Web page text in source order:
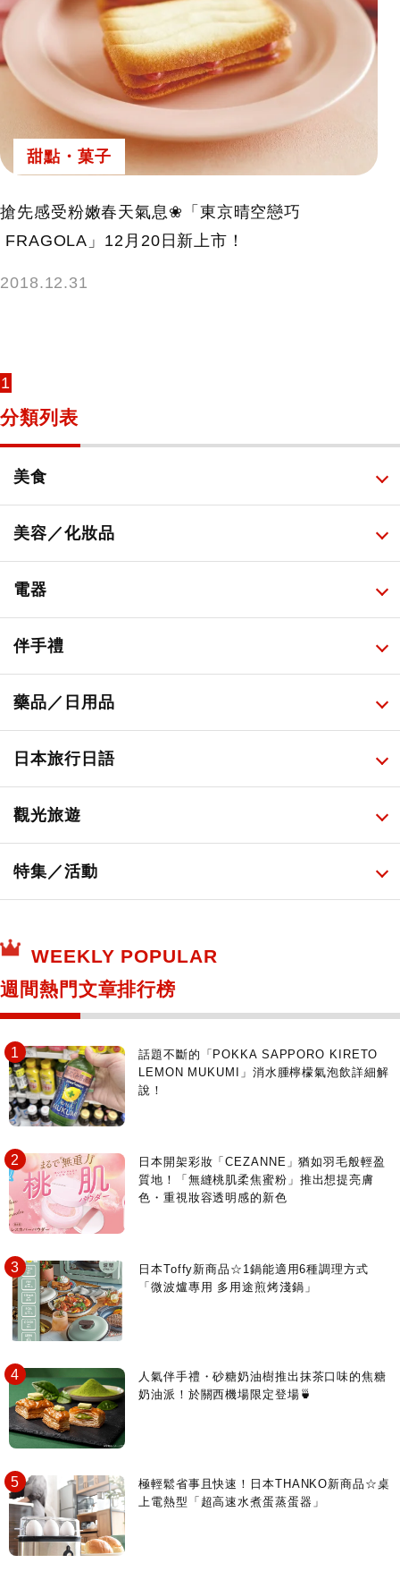
甜點・菓子
搶先感受粉嫩春天氣息❀「東京晴空戀巧
FRAGOLA」12月20日新上市！
2018.12.31
1
分類列表
美食
所有
甜點・菓子
人氣店鋪美食
必吃的日式早餐
日本酒達人
美容／化妝品
所有
便利商店化妝品
藥妝店化妝品
電器
所有
健康/美容儀器
廚房家電
伴手禮
所有
伴手禮排行榜
免稅商店
藥品／日用品
所有
百圓商店
日常用藥
日本旅行日語
所有
觀光旅遊
所有
特集／活動
東京百貨店～TOKYO Depart～
WEEKLY POPULAR
週間熱門文章排行榜
話題不斷的「POKKA SAPPORO KIRETO
LEMON MUKUMI」消水腫檸檬氣泡飲詳細解
說！
日本開架彩妝「CEZANNE」猶如羽毛般輕盈
質地！「無縫桃肌柔焦蜜粉」推出想提亮膚
色・重視妝容透明感的新色
日本Toffy新商品☆1鍋能適用6種調理方式
「微波爐專用 多用途煎烤淺鍋」
人氣伴手禮・砂糖奶油樹推出抹茶口味的焦糖
奶油派！於關西機場限定登場🍵
極輕鬆省事且快速！日本THANKO新商品☆桌
上電熱型「超高速水煮蛋蒸蛋器」